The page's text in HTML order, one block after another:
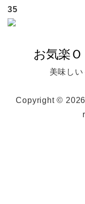
35
美味し
Copyright © 2026